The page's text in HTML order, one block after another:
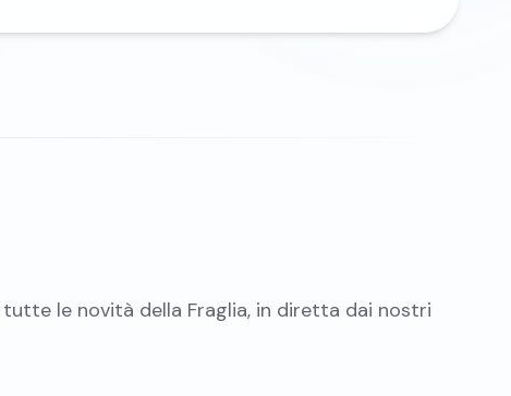
le novità della Fraglia, in diretta dai nostri